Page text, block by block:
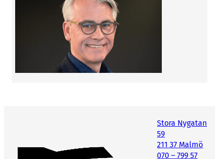
Stora Nygatan
59
211 37 Malmö
070 – 799 57